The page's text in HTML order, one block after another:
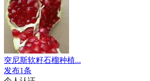
突尼斯软籽石榴种植...
发布1条